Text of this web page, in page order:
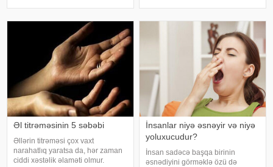
artdığını deyib. İnsult ciddi və
olan beyin nahiyələrinin orta
hesabla 32 yaşına qədər inkişa
Əl titrəməsinin 5 səbəbi
Əllərin titrəməsi çox vaxt
narahatlıq yaratsa da, hər zaman
ciddi xəstəlik əlaməti olmur.
İnsanlar niyə əsnəyir və niyə
yoluxucudur?
İnsan sadəcə başqa birinin
əsnədiyini görməklə özü də